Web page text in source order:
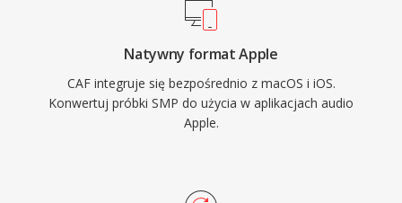
zapewnia natywna obsluge na macOS i iOS,
gwarantujac odtwarzanie o niskim opoznieniu
w profesjonalnych aplikacjach, takich jak Logic
Pro i Final Cut Pro. Dla przepływow pracy w
ekosystemie Apple wymagajacych zarowno
wszechstronnosci, jak i skalowalnosci, CAF jest
Natywny format Apple
CAF integruje się bezpośrednio z macOS i iOS.
Konwertuj próbki SMP do użycia w aplikacjach audio
Apple.